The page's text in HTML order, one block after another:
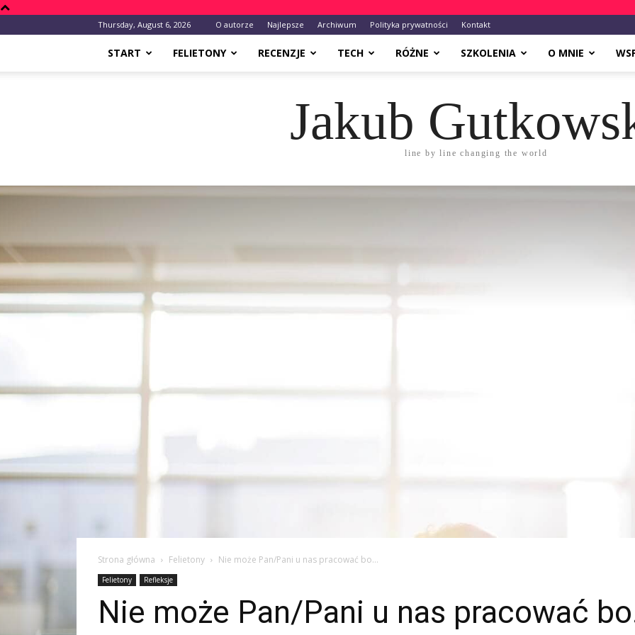
Thursday, August 6, 2026 O autorze Najlepsze Archiwum Polityka prywatności Kontakt
START FELIETONY RECENZJE TECH RÓŻNE SZKOLENIA O MNIE
Jakub
line by line changing the world
Strona główna Felietony Nie może Pan/Pani u nas pracować bo…
Felietony Refleksje
Nie może Pan/Pani u nas pracować